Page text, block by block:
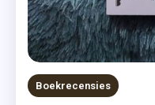
Boekrecensies